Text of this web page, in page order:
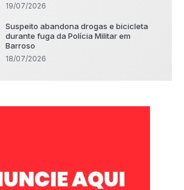
19/07/2026
Suspeito abandona drogas e bicicleta
durante fuga da Polícia Militar em
Barroso
18/07/2026